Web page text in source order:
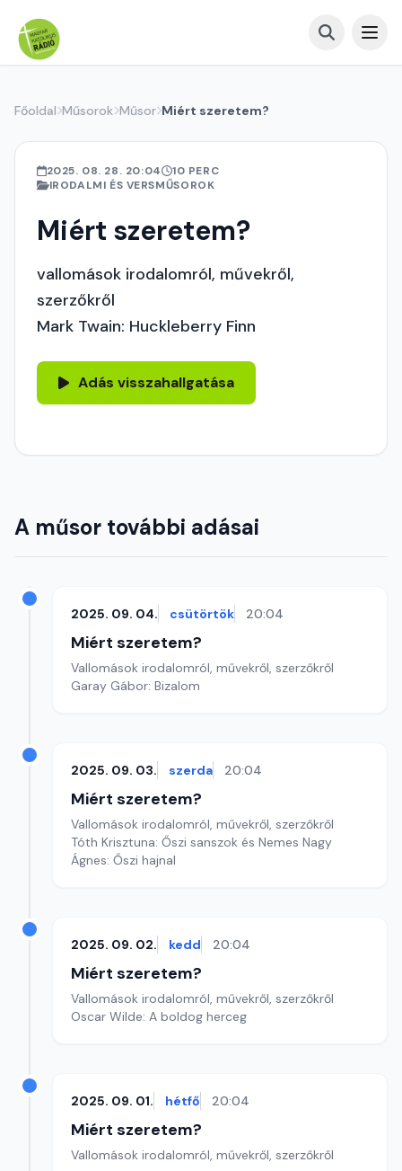
Főoldal Műsorok Műsor Miért szeretem?
2025. 08. 28. 20:04
10 PERC
IRODALMI ÉS VERSMŰSOROK
Miért szeretem?
vallomások irodalomról, művekről,
szerzőkről
Mark Twain: Huckleberry Finn
Adás visszahallgatása
A műsor további adásai
2025. 09. 04. csütörtök 20:04
Miért szeretem?
Vallomások irodalomról, művekről, szerzőkről
Garay Gábor: Bizalom
2025. 09. 03. szerda 20:04
Miért szeretem?
Vallomások irodalomról, művekről, szerzőkről
Tóth Krisztuna: Őszi sanszok és Nemes Nagy
Ágnes: Őszi hajnal
2025. 09. 02. kedd 20:04
Miért szeretem?
Vallomások irodalomról, művekről, szerzőkről
Oscar Wilde: A boldog herceg
2025. 09. 01. hétfő 20:04
Miért szeretem?
Vallomások irodalomról, művekről, szerzőkről